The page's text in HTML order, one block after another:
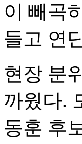
이 빼곡
들고 연
현장 분
까웠다.
동훈 후